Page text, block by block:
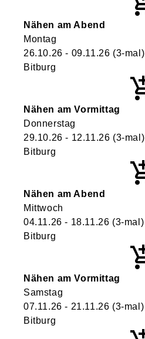
Nähen am Abend
Montag
26.10.26 - 09.11.26 (3-mal)
Bitburg
Nähen am Vormittag
Donnerstag
29.10.26 - 12.11.26 (3-mal)
Bitburg
Nähen am Abend
Mittwoch
04.11.26 - 18.11.26 (3-mal)
Bitburg
Nähen am Vormittag
Samstag
07.11.26 - 21.11.26 (3-mal)
Bitburg